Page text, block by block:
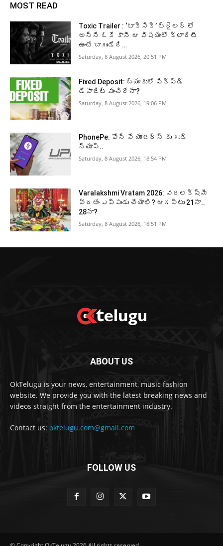
MOST READ
Toxic Trailer : ‘టాక్సిక్’ ట్రైలర్ లో
అన్ని ఓకే కానీ ఆ విషయంలో క్లారిటీ
ఉంటే బాగుండేది…
Saturday, 8 August 2026, 20:51 PM
Fixed Deposit: బ్యాంకులో ఫిక్స్డ్
డిపాజిట్ మంచిదేనా?
Saturday, 8 August 2026, 19:06 PM
PhonePe: ఫోన్ పే యూజర్స్ కు గుడ్
న్యూస్..
Saturday, 8 August 2026, 18:54 PM
Varalakshmi Vratam 2026: వరలక్ష్మీ
వ్రతం ఎప్పుడు చేయాలి? ఆగస్టు 21నా..
28నా?
Saturday, 8 August 2026, 18:51 PM
ABOUT US
OkTelugu is your news, entertainment, music fashion
website. We provide you with the latest breaking news and
videos straight from the entertainment industry.
Contact us: oktelugu.com@gmail.com
FOLLOW US